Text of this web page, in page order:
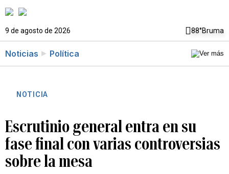
9 de agosto de 2026 88°Bruma
Noticias Política
NOTICIA
Escrutinio general entra en su
fase final con varias controversias
sobre la mesa